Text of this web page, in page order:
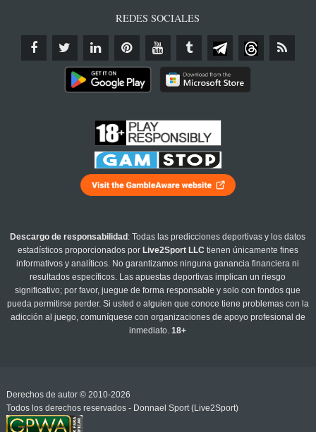
REDES SOCIALES
Descargo de responsabilidad : Todas las predicciones deportivas y los datos
estadísticos proporcionados por Live2Sport LLC tienen únicamente fines
informativos y analíticos. No garantizamos ninguna ganancia financiera ni
resultados específicos. Las apuestas deportivas implican un riesgo
significativo; por favor, juegue de forma responsable y solo con fondos que
pueda permitirse perder. Si usted o alguien que conoce tiene problemas con la
adicción al juego, comuníquese con organizaciones de apoyo profesional de
inmediato.18+
Derechos de autor © 2010-2026
Todos los derechos reservados - Donnael Sport (Live2Sport)